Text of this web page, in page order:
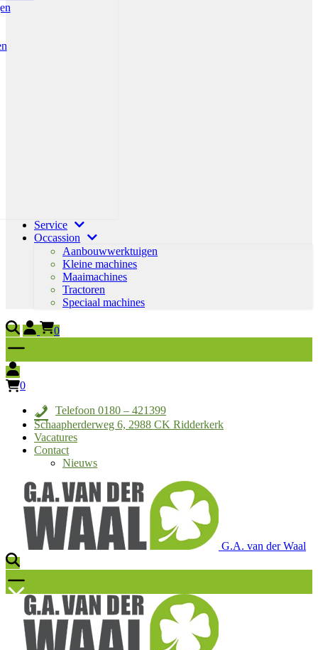
Service
Occassion
Aanbouwwerktuigen
Kleine machines
Maaimachines
Tractoren
Speciaal machines
0
0
Telefoon 0180 – 421399
Schaapherderweg 6, 2988 CK Ridderkerk
Vacatures
Contact
Nieuws
G.A. van der Waal